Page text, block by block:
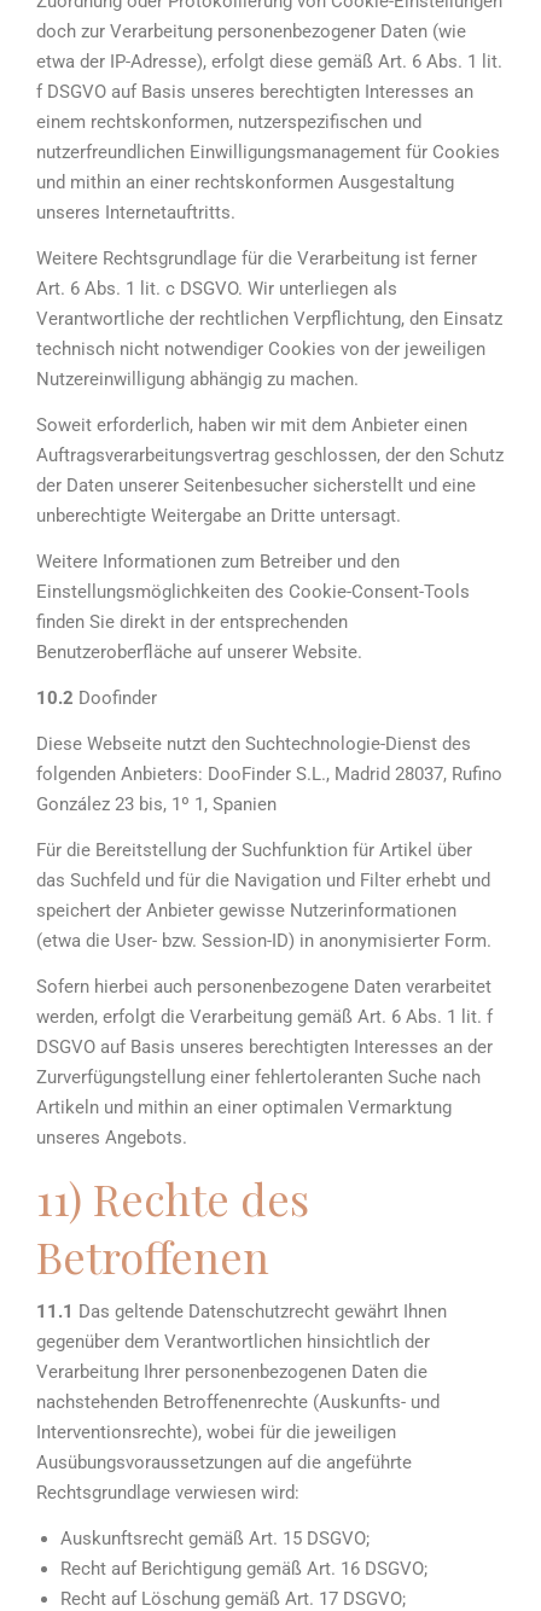
doch zur Verarbeitung personenbezogener Daten (wie
etwa der IP-Adresse), erfolgt diese gemäß Art. 6 Abs. 1 lit.
f DSGVO auf Basis unseres berechtigten Interesses an
einem rechtskonformen, nutzerspezifischen und
nutzerfreundlichen Einwilligungsmanagement für Cookies
und mithin an einer rechtskonformen Ausgestaltung
unseres Internetauftritts.
Weitere Rechtsgrundlage für die Verarbeitung ist ferner
Art. 6 Abs. 1 lit. c DSGVO. Wir unterliegen als
Verantwortliche der rechtlichen Verpflichtung, den Einsatz
technisch nicht notwendiger Cookies von der jeweiligen
Nutzereinwilligung abhängig zu machen.
Soweit erforderlich, haben wir mit dem Anbieter einen
Auftragsverarbeitungsvertrag geschlossen, der den Schutz
der Daten unserer Seitenbesucher sicherstellt und eine
unberechtigte Weitergabe an Dritte untersagt.
Weitere Informationen zum Betreiber und den
Einstellungsmöglichkeiten des Cookie-Consent-Tools
finden Sie direkt in der entsprechenden
Benutzeroberfläche auf unserer Website.
10.2 Doofinder
Diese Webseite nutzt den Suchtechnologie-Dienst des
folgenden Anbieters: DooFinder S.L., Madrid 28037, Rufino
González 23 bis, 1º 1, Spanien
Für die Bereitstellung der Suchfunktion für Artikel über
das Suchfeld und für die Navigation und Filter erhebt und
speichert der Anbieter gewisse Nutzerinformationen
(etwa die User- bzw. Session-ID) in anonymisierter Form.
Sofern hierbei auch personenbezogene Daten verarbeitet
werden, erfolgt die Verarbeitung gemäß Art. 6 Abs. 1 lit. f
DSGVO auf Basis unseres berechtigten Interesses an der
Zurverfügungstellung einer fehlertoleranten Suche nach
Artikeln und mithin an einer optimalen Vermarktung
unseres Angebots.
11) Rechte des
Betroffenen
11.1 Das geltende Datenschutzrecht gewährt Ihnen
gegenüber dem Verantwortlichen hinsichtlich der
Verarbeitung Ihrer personenbezogenen Daten die
nachstehenden Betroffenenrechte (Auskunfts- und
Interventionsrechte), wobei für die jeweiligen
Ausübungsvoraussetzungen auf die angeführte
Rechtsgrundlage verwiesen wird:
Auskunftsrecht gemäß Art. 15 DSGVO;
Recht auf Berichtigung gemäß Art. 16 DSGVO;
Recht auf Löschung gemäß Art. 17 DSGVO;